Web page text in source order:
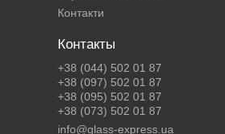
Контакти
Контакты
+38 (044) 502 01 87
+38 (097) 502 01 87
+38 (095) 502 01 87
+38 (073) 502 01 87
info@glass-express.ua